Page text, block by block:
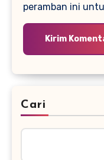
peramban ini
Cari